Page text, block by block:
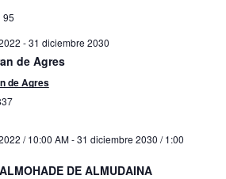
95
-31 diciembre 2030
de Agres
de Agres
/ 10:00 AM-31 diciembre 2030 / 1:00
DE ALMUDAINA